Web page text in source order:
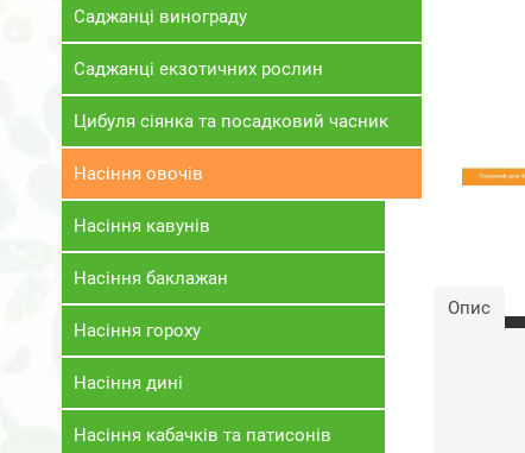
Саджанці винограду
Саджанці екзотичних рослин
Цибуля сіянка та посадковий часник
Насіння овочів
Насіння кавунів
Насіння баклажан
Насіння гороху
Насіння дині
Насіння кабачків та патисонів
Опис